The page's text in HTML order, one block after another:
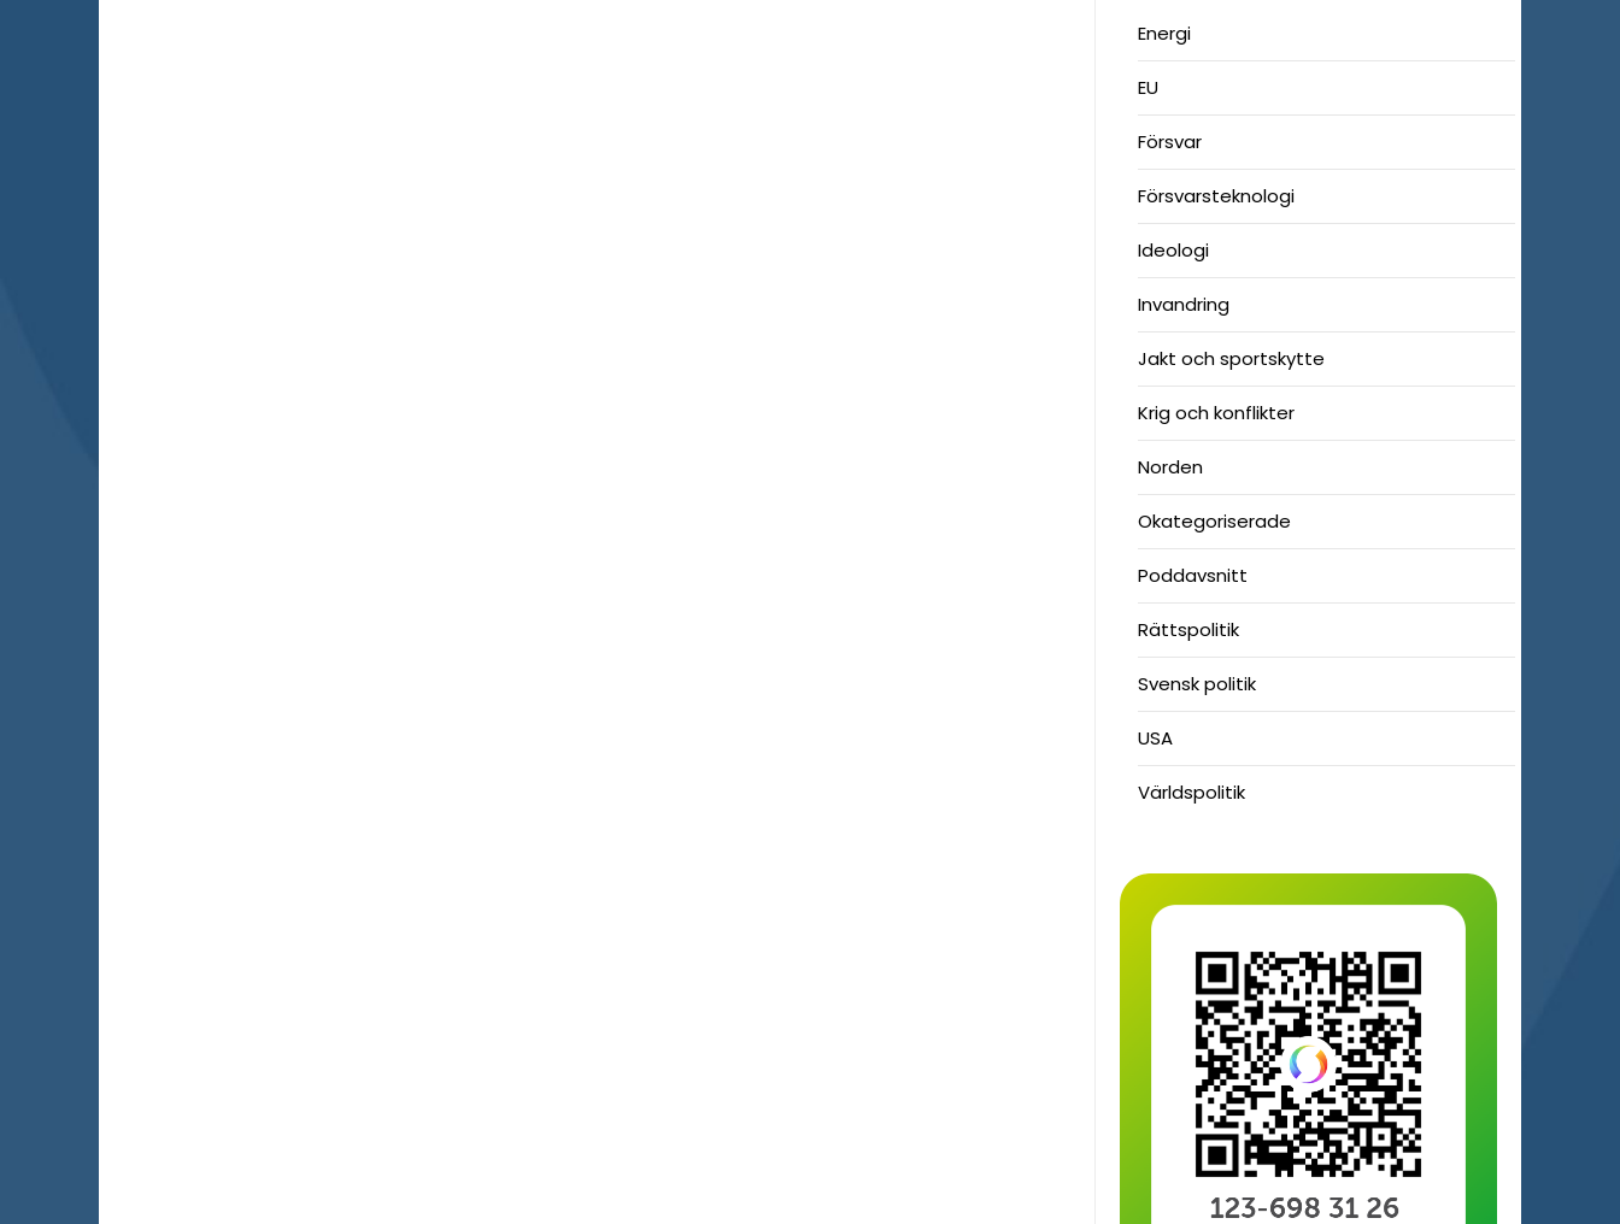
Energi
EU
Försvar
Försvarsteknologi
Ideologi
Invandring
Jakt och sportskytte
Krig och konflikter
Norden
Okategoriserade
Poddavsnitt
Rättspolitik
Svensk politik
USA
Världspolitik